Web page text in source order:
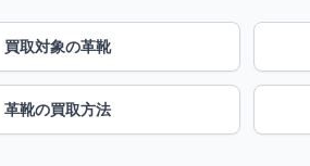
買取対象の革靴
革靴の買取方法